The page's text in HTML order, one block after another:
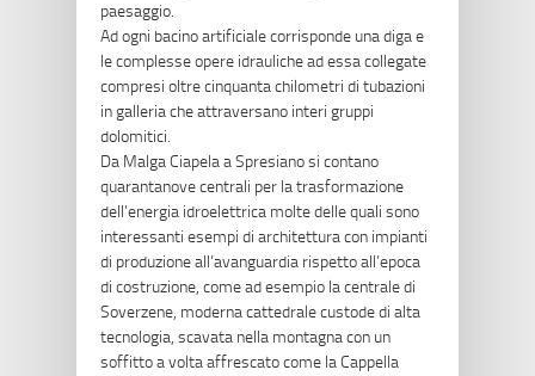
paesaggio.
Ad ogni bacino artificiale corrisponde una diga e
le complesse opere idrauliche ad essa collegate
compresi oltre cinquanta chilometri di tubazioni
in galleria che attraversano interi gruppi
dolomitici.
Da Malga Ciapela a Spresiano si contano
quarantanove centrali per la trasformazione
dell’energia idroelettrica molte delle quali sono
interessanti esempi di architettura con impianti
di produzione all’avanguardia rispetto all’epoca
di costruzione, come ad esempio la centrale di
Soverzene, moderna cattedrale custode di alta
tecnologia, scavata nella montagna con un
soffitto a volta affrescato come la Cappella